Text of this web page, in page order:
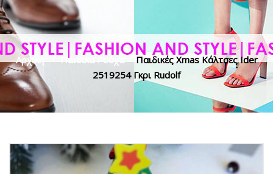
Αρχική > Παιδικά Ρούχα > Παιδικές Xmas Κάλτσες Ider
2519254 Γκρι Rudolf